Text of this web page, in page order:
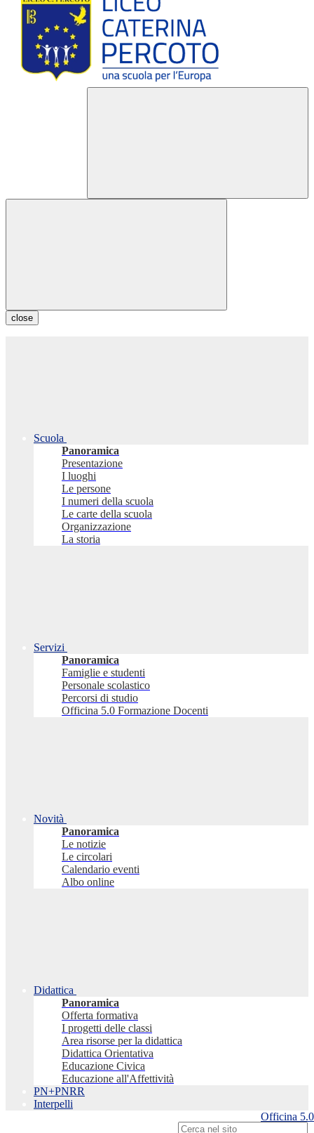
close
Scuola
Panoramica
Presentazione
I luoghi
Le persone
I numeri della scuola
Le carte della scuola
Organizzazione
La storia
Servizi
Panoramica
Famiglie e studenti
Personale scolastico
Percorsi di studio
Officina 5.0 Formazione Docenti
Novità
Panoramica
Le notizie
Le circolari
Calendario eventi
Albo online
Didattica
Panoramica
Offerta formativa
I progetti delle classi
Area risorse per la didattica
Didattica Orientativa
Educazione Civica
Educazione all'Affettività
PN+PNRR
Interpelli
Officina 5.0